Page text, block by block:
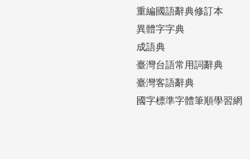
重編國語辭典修訂本
異體字字典
成語典
臺灣台語常用詞辭典
臺灣客語辭典
國字標準字體筆順學習網